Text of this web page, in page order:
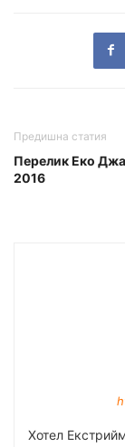
Предишна статия
Перелик Еко
2016
Хотел